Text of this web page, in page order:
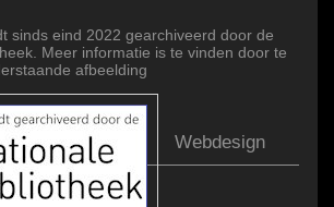
sinds eind 2022 gearchiveerd door de
Meer informatie is te vinden door te
afbeelding
Webdesign